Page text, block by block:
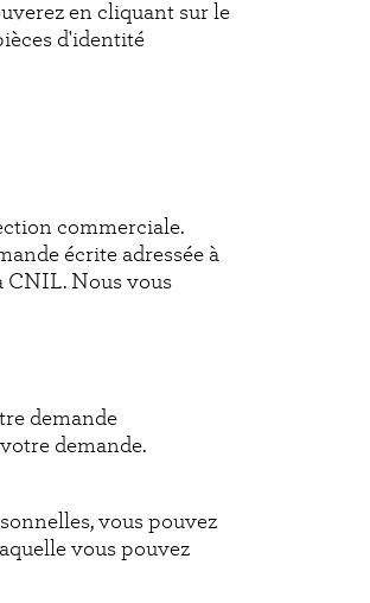
en cliquant sur le
d'identité
commerciale.
écrite adressée à
CNIL. Nous vous
demande
demande.
vous pouvez
vous pouvez